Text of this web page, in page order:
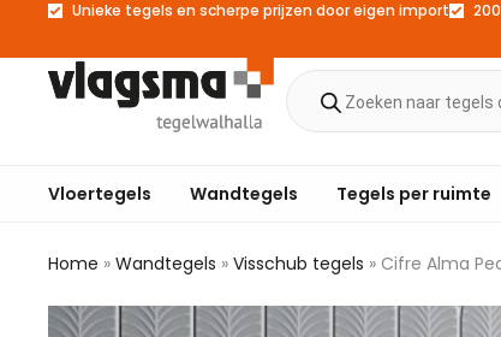
Unieke tegels en scherpe prijzen door eigen import
Vloertegels Wandtegels Tegels per ruimte
Home » Wandtegels » Visschub tegels » Cifre Alma